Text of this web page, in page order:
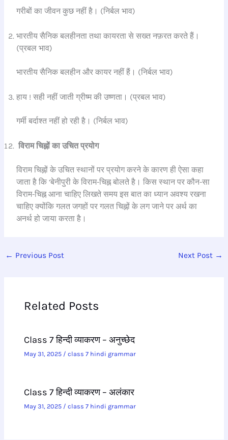
गरीबों का जीवन कुछ नहीं है। (निर्बल भाव)
भारतीय सैनिक बलहीनता तथा कायरता से सख्त नफ़रत करते हैं।
(प्रबल भाव)
भारतीय सैनिक बलहीन और कायर नहीं हैं। (निर्बल भाव)
हाय ! सही नहीं जाती ग्रीष्म की उष्णता। (प्रबल भाव)
गर्मी बर्दाश्त नहीं हो रही है। (निर्बल भाव)
विराम चिह्नों का उचित प्रयोग
विराम चिह्नों के उचित स्थानों पर प्रयोग करने के कारण ही ऐसा कहा
जाता है कि ‘बेनीपुरी के विराम-चिह्न बोलते है। किस स्थान पर कौन-सा
विराम-चिह्न आना चाहिए लिखते समय इस बात का ध्यान अवश्य रखना
चाहिए क्योंकि गलत जगहों पर गलत चिह्नों के लग जाने पर अर्थ का
अनर्थ हो जाया करता है।
← Previous Post Next Post →
Related Posts
Class 7 हिन्दी व्याकरण – अनुच्छेद
May 31, 2025 /class 7 hindi grammar
Class 7 हिन्दी व्याकरण – अलंकार
May 31, 2025 /class 7 hindi grammar